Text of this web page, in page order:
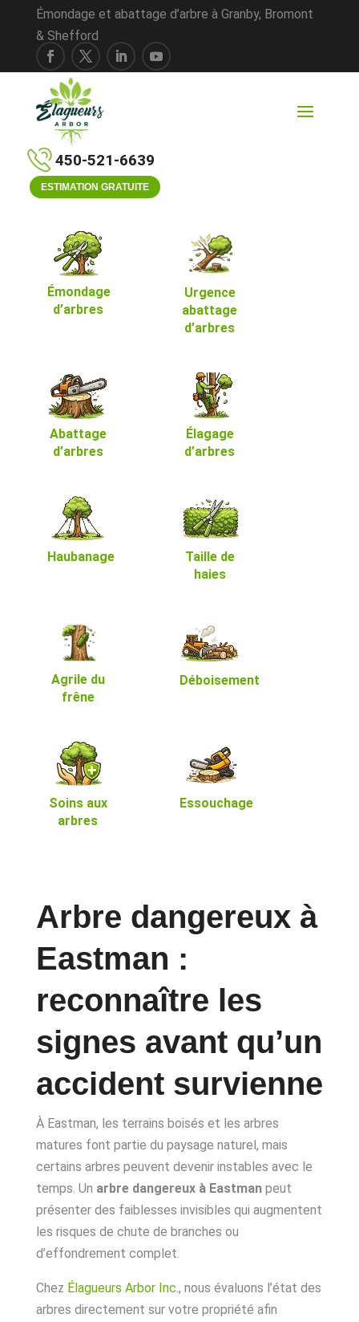
Émondage et abattage d’arbre à Granby, Bromont
& Shefford
450-521-6639
ESTIMATION GRATUITE
Émondage
d’arbres
Urgence
abattage
d’arbres
Abattage
d’arbres
Élagage
d’arbres
Haubanage
Taille de
haies
Agrile du
frêne
Déboisement
Soins aux
arbres
Essouchage
Arbre dangereux à
Eastman :
reconnaître les
signes avant qu’un
accident survienne
À Eastman, les terrains boisés et les arbres
matures font partie du paysage naturel, mais
certains arbres peuvent devenir instables avec le
temps. Un arbre dangereux à Eastmanpeut
présenter des faiblesses invisibles qui augmentent
les risques de chute de branches ou
d’effondrement complet.
Chez Élagueurs Arbor Inc., nous évaluons l’état des
arbres directement sur votre propriété afin